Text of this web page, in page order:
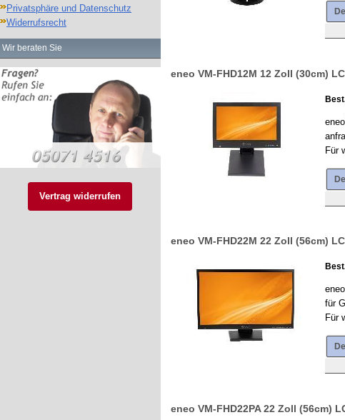
Privatsphäre und Datenschutz
Widerrufsrecht
Wir beraten Sie
Vertrag widerrufen
eneo VM-FHD12M 12 Zoll (30cm)
Für
eneo VM-FHD22M 22 Zoll (56cm)
für
Für
eneo VM-FHD22PA 22 Zoll (56cm)